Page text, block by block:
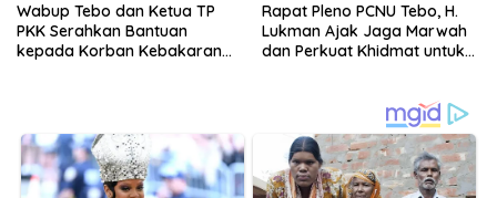
Wabup Tebo dan Ketua TP
PKK Serahkan Bantuan
kepada Korban Kebakaran
Rapat Pleno PCNU Tebo, H.
Lukman Ajak Jaga Marwah
dan Perkuat Khidmat untuk